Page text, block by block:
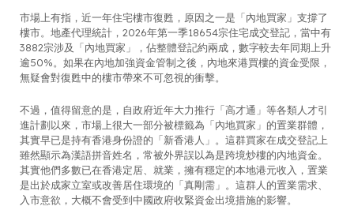
市場上有指，近一年住宅樓市復甦，原因之一是「內地買家」支撐了
樓市。地產代理統計，2026年第一季18654宗住宅成交登記，當中有
3882宗涉及「內地買家」，佔整體登記約兩成，數字較去年同期上升
逾50%。如果在內地加強資金管制之後，內地來港買樓的資金受限，
無疑會對復甦中的樓市帶來不可忽視的衝擊。
不過，值得留意的是，自政府近年大力推行「高才通」等各類人才引
進計劃以來，市場上很大一部分被標籤為「內地買家」的置業群體，
其實早已是持有香港身份證的「新香港人」。這群買家在成交登記上
雖然顯示為漢語拼音姓名，常被外界誤以為是跨境炒樓的內地資金。
其實他們多數已在香港定居、就業，擁有穩定的本地港元收入，置業
是出於成家立室或改善居住環境的「真剛需」。這群人的置業需求、
入市意欲，大概不會受到中國政府收緊資金出境措施的影響。